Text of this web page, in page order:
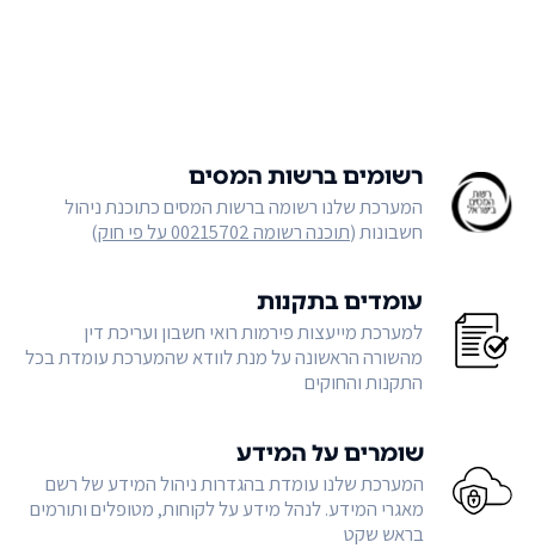
רשומים ברשות המסים
המערכת שלנו רשומה ברשות המסים כתוכנת ניהול
חשבונות (תוכנה רשומה 00215702 על פי חוק )
עומדים בתקנות
למערכת מייעצות פירמות רואי חשבון ועריכת דין
מהשורה הראשונה על מנת לוודא שהמערכת עומדת בכל
התקנות והחוקים
שומרים על המידע
המערכת שלנו עומדת בהגדרות ניהול המידע של רשם
מאגרי המידע. לנהל מידע על לקוחות, מטופלים ותורמים
בראש שקט